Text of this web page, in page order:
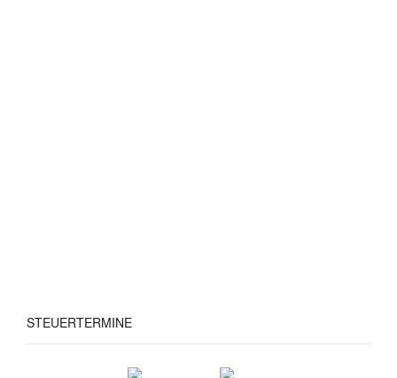
STEUERTERMINE